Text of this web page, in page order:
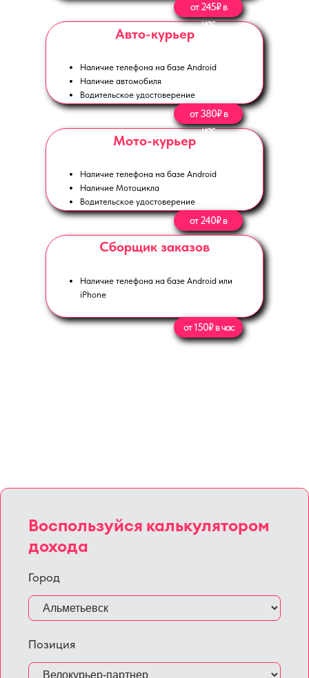
Мото-курьер
Наличие телефона на базе Android
Наличие Мотоцикла
Водительское удостоверение
Авто-курьер
Наличие телефона на базе Android
Наличие автомобиля
Водительское удостоверение
от 240₽ в
час
Сборщик заказов
Наличие телефона на базе Android или
iPhone
от 380₽ в
час
от 245₽ в
час
от 150₽ в час
Воспользуйся калькулятором
дохода
Город
Позиция